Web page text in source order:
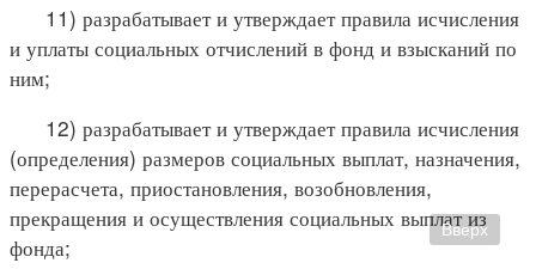
11) разрабатывает и утверждает правила исчисления
и уплаты социальных отчислений в фонд и взысканий по
ним;
12) разрабатывает и утверждает правила исчисления
(определения) размеров социальных выплат, назначения,
перерасчета, приостановления, возобновления,
прекращения и осуществления социальных выплат из
фонда;
Вверх